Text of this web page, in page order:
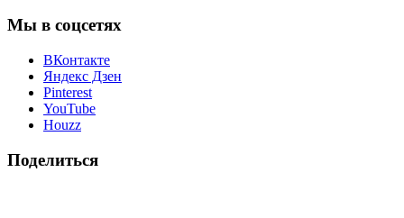
Мы в соцсетях
ВКонтакте
Яндекс Дзен
Pinterest
YouTube
Houzz
Поделиться